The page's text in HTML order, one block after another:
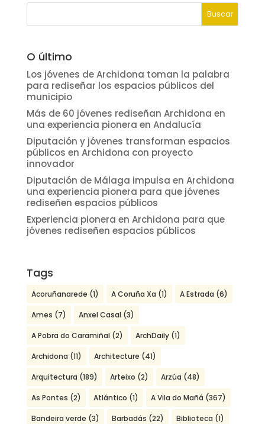
O último
Los jóvenes de Archidona toman la palabra
para rediseñar los espacios públicos del
municipio
Más de 60 jóvenes rediseñan Archidona en
una experiencia pionera en Andalucía
Diputación y jóvenes transforman espacios
públicos en Archidona con proyecto
innovador
Diputación de Málaga impulsa en Archidona
una experiencia pionera para que jóvenes
rediseñen espacios públicos
Experiencia pionera en Archidona para que
jóvenes rediseñen espacios públicos
Tags
Acoruñanarede (1) A Coruña Xa (1) A Estrada (6)
Ames (7) Anxel Casal (3)
A Pobra do Caramiñal (2) ArchDaily(1)
Archidona (11) Architecture (41)
Arquitectura (189) Arteixo (2) Arzúa (48)
As Pontes (2) Atlántico (1) A Vila do Mañá (367)
Bandeira verde (3) Barbadás (22) Biblioteca (1)